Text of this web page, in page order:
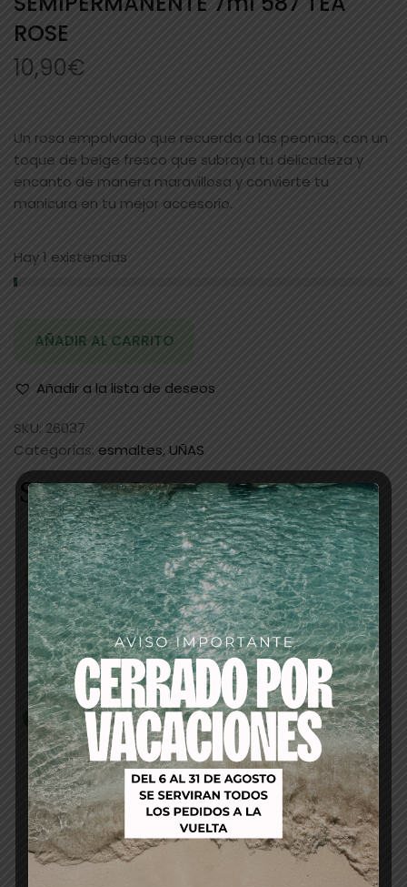
ROSE
10,90€
Un rosa empolvado que recuerda a las peonías, con un
toque de beige fresco que subraya tu delicadeza y
encanto de manera maravillosa y convierte tu
manicura en tu mejor accesorio.
Hay 1 existencias
AÑADIR AL CARRITO
Añadir a la lista de deseos
SKU: 26037
Categorías: esmaltes, UÑAS
Productos relacionados
-40% -29%